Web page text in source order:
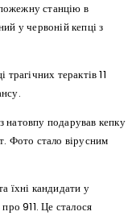
станцію в
у червоній кепці з
терактів 11
подарував кепку
Фото стало вірусним
їхні кандидати у
911. Це сталося